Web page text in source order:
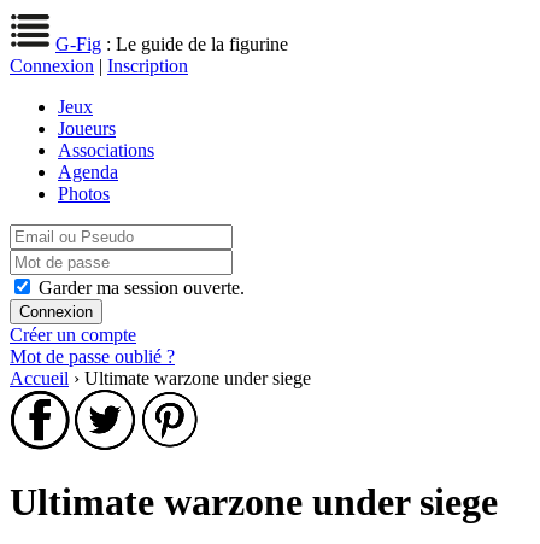
G-Fig : Le guide de la figurine
Connexion | Inscription
Jeux
Joueurs
Associations
Agenda
Photos
Garder ma session ouverte.
Créer un compte
Mot de passe oublié ?
Accueil › Ultimate warzone under siege
Ultimate warzone under siege